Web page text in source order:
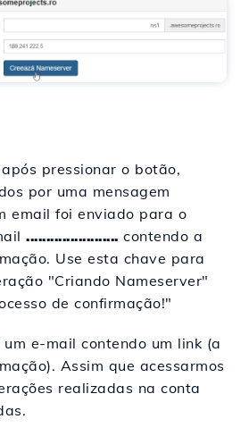
pressionar o botão,
por uma mensagem
email foi enviado para o
....................... contendo a
Use esta chave para
"Criando Nameserver"
de confirmação!"
e-mail contendo um link (a
Assim que acessarmos
realizadas na conta